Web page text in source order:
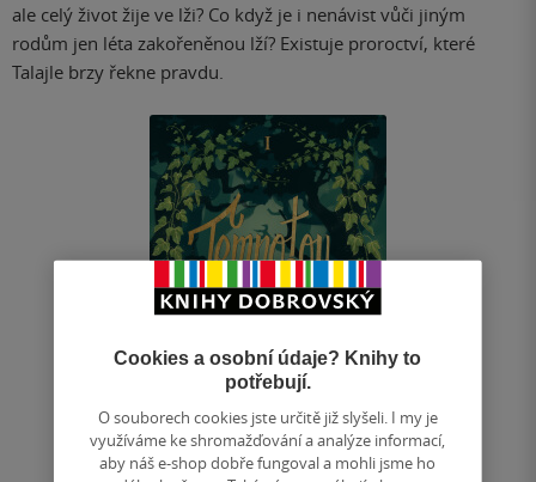
ale celý život žije ve lži? Co když je i nenávist vůči jiným
rodům jen léta zakořeněnou lží? Existuje proroctví, které
Talajle brzy řekne pravdu.
Cookies a osobní údaje? Knihy to
potřebují.
O souborech cookies jste určitě již slyšeli. I my je
využíváme ke shromažďování a analýze informací,
aby náš e-shop dobře fungoval a mohli jsme ho